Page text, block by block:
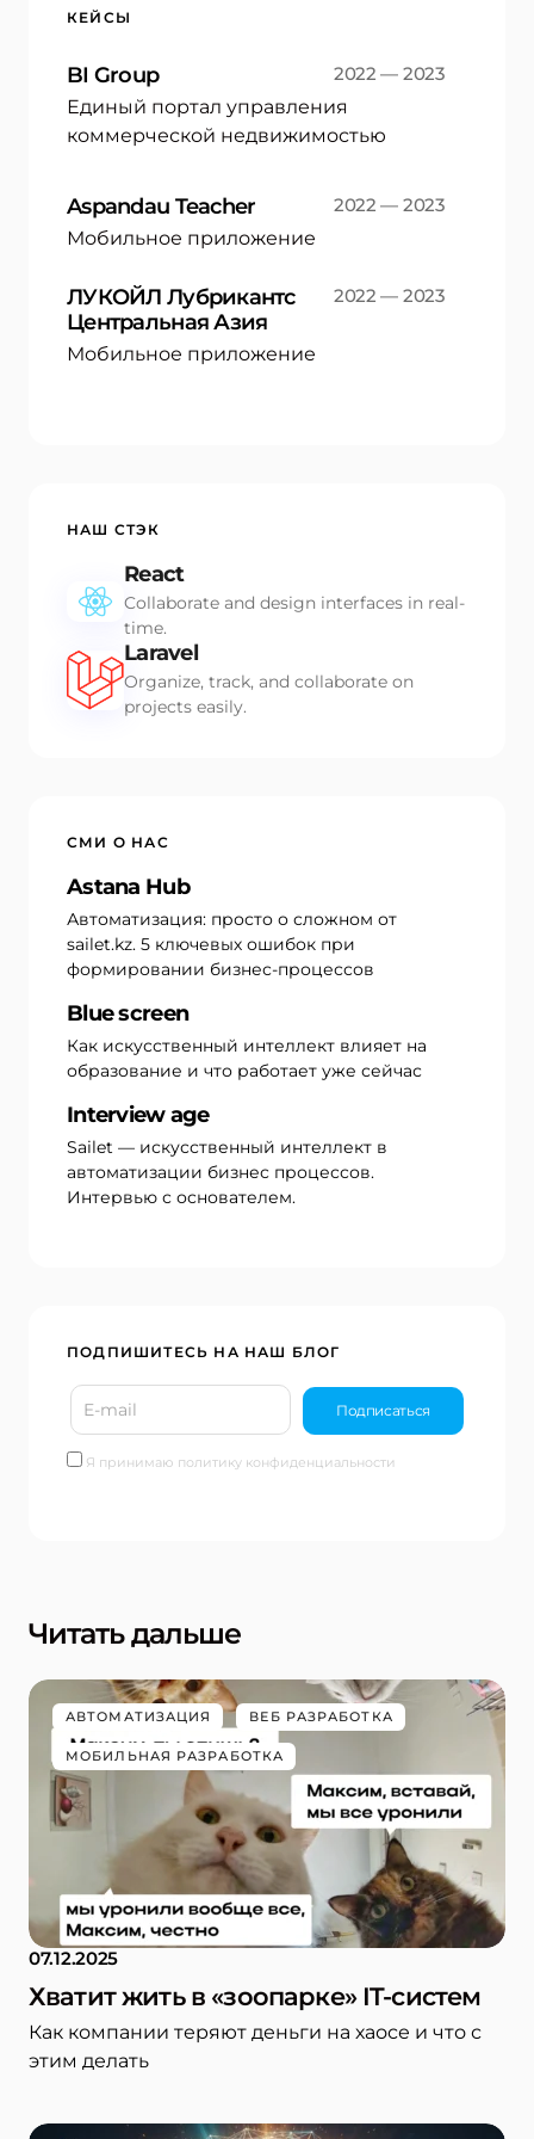
КЕЙСЫ
BI Group
2022 — 2023
Единый портал управления
коммерческой недвижимостью
Aspandau Teacher
2022 — 2023
Мобильное приложение
ЛУКОЙЛ Лубрикантс
Центральная Азия
2022 — 2023
Мобильное приложение
НАШ СТЭК
React
Collaborate and design interfaces in real-
time.
Laravel
Organize, track, and collaborate on
projects easily.
СМИ О НАС
Astana Hub
Автоматизация: просто о сложном от
sailet.kz. 5 ключевых ошибок при
формировании бизнес-процессов
Blue screen
Как искусственный интеллект влияет на
образование и что работает уже сейчас
Interview age
Sailet — искусственный интеллект в
автоматизации бизнес процессов.
Интервью с основателем.
ПОДПИШИТЕСЬ НА НАШ БЛОГ
Я принимаю политику конфиденциальности
Читать дальше
АВТОМАТИЗАЦИЯ ВЕБ РАЗРАБОТКА
МОБИЛЬНАЯ РАЗРАБОТКА
07.12.2025
Хватит жить в «зоопарке» IT-систем
Как компании теряют деньги на хаосе и что с
этим делать